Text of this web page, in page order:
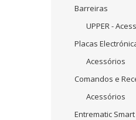
Barreiras
UPPER -
Placas
Acessórios
Comandos e
Acessórios
Entrematic